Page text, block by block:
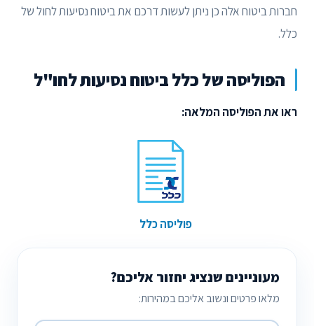
חברות ביטוח אלה כן ניתן לעשות דרכם את ביטוח נסיעות לחול של
כלל.
הפוליסה של כלל ביטוח נסיעות לחו"ל
ראו את הפוליסה המלאה:
פוליסה כלל
מעוניינים שנציג יחזור אליכם?
מלאו פרטים ונשוב אליכם במהירות: